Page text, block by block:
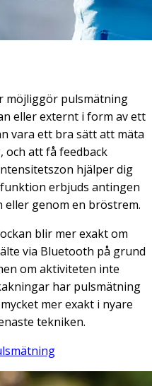
möjliggör pulsmätning
eller externt i form av ett
vara ett bra sätt att mäta
att få feedback
hjälper dig
erbjuds antingen
genom en bröstrem.
blir mer exakt om
via Bluetooth på grund
om aktiviteten inte
har pulsmätning
mer exakt i nyare
tekniken.